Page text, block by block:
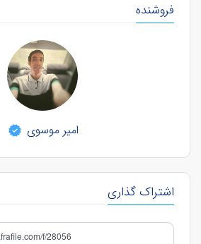
فروشنده
امیر موسوی
اشتراک گذاری